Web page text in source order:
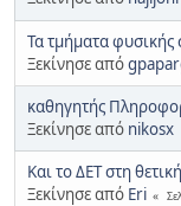
Τα τμήματα φυσικής
Ξεκίνησε από
καθηγητής
Ξεκίνησε από nikosx
Και το ΔΕΤ στη
Ξεκίνησε από Eri